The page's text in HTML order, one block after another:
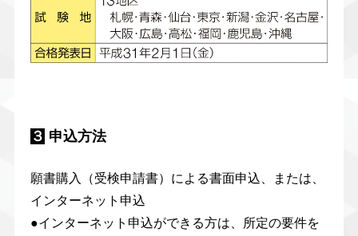
３ 申込方法
願書購入（受検申請書）による書面申込、または、
インターネット申込
●インターネット申込ができる方は、所定の要件を